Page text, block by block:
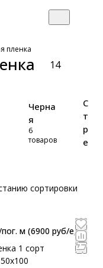
пленка
14
Черна
я
6
товаров
С
т
р
е
сортировки
м (6900 руб/eд)
1 сорт